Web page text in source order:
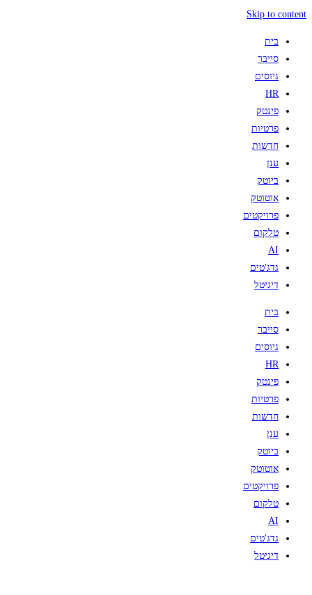
Skip to content
בית
סייבר
גיוסים
HR
פינטק
פרטיות
חדשות
ענן
ביוטק
אוטוטק
פרויקטים
טלקום
AI
גדג'טים
דיגיטל
בית
סייבר
גיוסים
HR
פינטק
פרטיות
חדשות
ענן
ביוטק
אוטוטק
פרויקטים
טלקום
AI
גדג'טים
דיגיטל